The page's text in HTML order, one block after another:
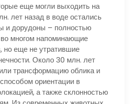
еще могли выходить на
лет назад в воде остались
и дорудоны – полностью
многом напоминающие
но еще не утратившие
Около 30 млн. лет
трансформацию облика и
ориентации в
а также склонностью